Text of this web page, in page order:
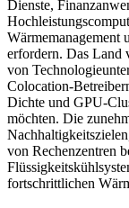
Dienste,
Wärmemanagement
erfordern. Das Land
von
Colocation-
Dichte und GPU-
möchten. Die
von Rechenzentren
fortschrittlichen